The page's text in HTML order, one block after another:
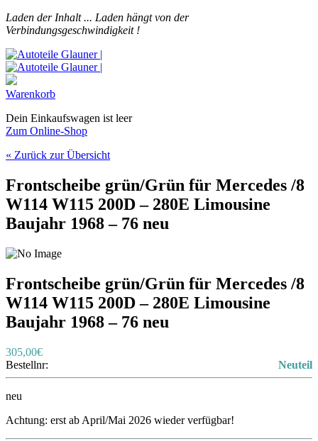
Laden der Inhalt ... Laden hängt von der
Verbindungsgeschwindigkeit !
Warenkorb
Dein Einkaufswagen ist leer
Zum Online-Shop
« Zurück zur Übersicht
Frontscheibe grün/Grün für Mercedes /8
W114 W115 200D – 280E Limousine
Baujahr 1968 – 76 neu
Frontscheibe grün/Grün für Mercedes /8
W114 W115 200D – 280E Limousine
Baujahr 1968 – 76 neu
305,00€
Bestellnr:
Neuteil
neu
Achtung: erst ab April/Mai 2026 wieder verfügbar!